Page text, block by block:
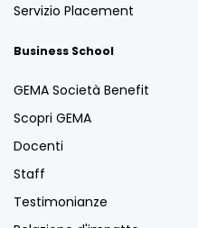
Servizio Placement
Business School
GEMA Società Benefit
Scopri GEMA
Docenti
Staff
Testimonianze